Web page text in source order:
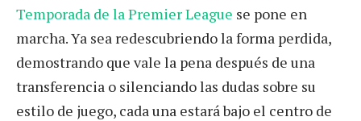
Temporada de la Premier League se pone en
marcha. Ya sea redescubriendo la forma perdida,
demostrando que vale la pena después de una
transferencia o silenciando las dudas sobre su
estilo de juego, cada una estará bajo el centro de